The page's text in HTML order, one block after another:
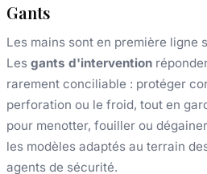
Gants
Les mains sont en première ligne
Les gants d'intervention
rarement conciliable : protéger
perforation ou le froid, tout en
pour menotter, fouiller ou
les modèles adaptés au terrain
agents de sécurité.